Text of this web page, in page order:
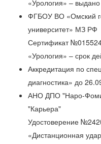
«Урология» –
ФГБОУ ВО «Омский
университет» МЗ РФ
Сертификат
«Урология» – срок
Аккредитация по
диагностика» до
АНО ДПО "Наро-
"Карьера"
Удостоверение
«Дистанционная